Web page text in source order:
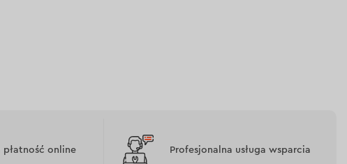
online Profesjonalna usługa wsparcia